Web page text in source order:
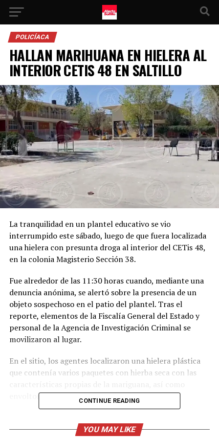
POLICÍACA
HALLAN MARIHUANA EN HIELERA AL
INTERIOR CETIS 48 EN SALTILLO
La tranquilidad en un plantel educativo se vio
interrumpido este sábado, luego de que fuera localizada
una hielera con presunta droga al interior del CETis 48,
en la colonia Magisterio Sección 38.
Fue alrededor de las 11:30 horas cuando, mediante una
denuncia anónima, se alertó sobre la presencia de un
objeto sospechoso en el patio del plantel. Tras el
reporte, elementos de la Fiscalía General del Estado y
personal de la Agencia de Investigación Criminal se
movilizaron al lugar.
En el sitio, los agentes localizaron una hielera plástica
que contenía varios paquetes con hierba seca con las
envoltorios con pastillas psicotrópicas.
procedieron al aseguramiento de las sustancias, que
CONTINUE READING
YOU MAY LIKE